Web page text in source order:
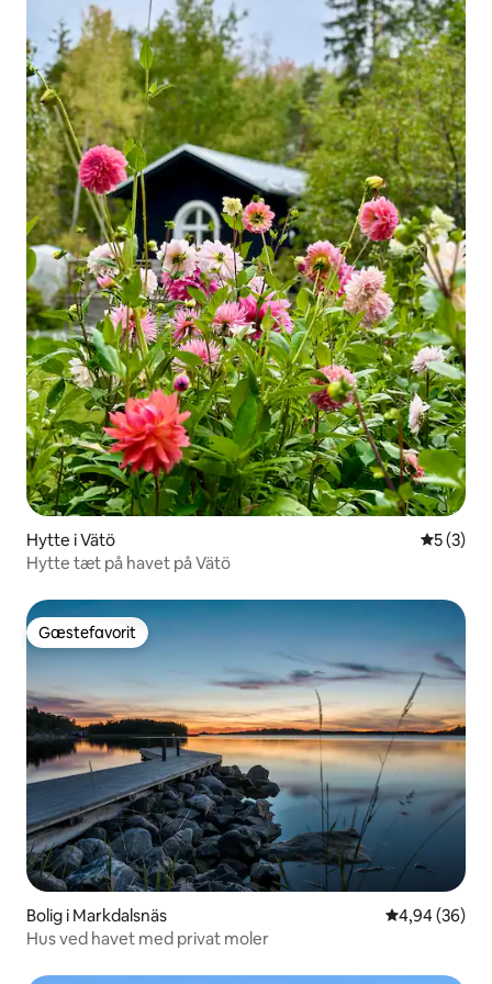
Hytte i Vätö 5 ud af 5
5 (3)
Hytte tæt på havet på Vätö
Gæstefavorit
Gæstefavorit
Bolig i Markdalsnäs 4,94 ud af 5 i
4,94 (36)
Hus ved havet med privat moler